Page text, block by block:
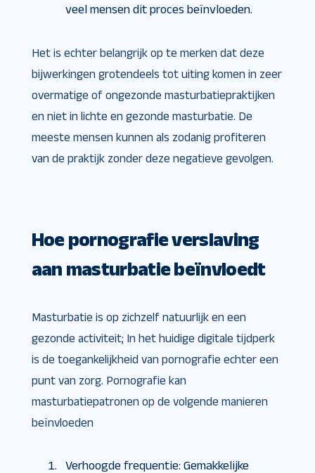
veel mensen dit proces beïnvloeden.
Het is echter belangrijk op te merken dat deze
bijwerkingen grotendeels tot uiting komen in zeer
overmatige of ongezonde masturbatiepraktijken
en niet in lichte en gezonde masturbatie. De
meeste mensen kunnen als zodanig profiteren
van de praktijk zonder deze negatieve gevolgen.
Hoe pornografie verslaving
aan masturbatie beïnvloedt
Masturbatie is op zichzelf natuurlijk en een
gezonde activiteit; In het huidige digitale tijdperk
is de toegankelijkheid van pornografie echter een
punt van zorg. Pornografie kan
masturbatiepatronen op de volgende manieren
beïnvloeden
Verhoogde frequentie: Gemakkelijke